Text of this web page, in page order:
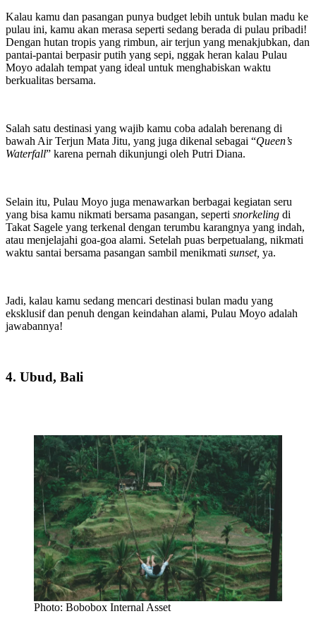
Kalau kamu dan pasangan punya budget lebih untuk bulan madu ke
pulau ini, kamu akan merasa seperti sedang berada di pulau pribadi!
Dengan hutan tropis yang rimbun, air terjun yang menakjubkan, dan
pantai-pantai berpasir putih yang sepi, nggak heran kalau Pulau
Moyo adalah tempat yang ideal untuk menghabiskan waktu
berkualitas bersama.
Salah satu destinasi yang wajib kamu coba adalah berenang di
bawah Air Terjun Mata Jitu, yang juga dikenal sebagai “Queen’s
Waterfall” karena pernah dikunjungi oleh Putri Diana.
Selain itu, Pulau Moyo juga menawarkan berbagai kegiatan seru
yang bisa kamu nikmati bersama pasangan, seperti snorkeling di
Takat Sagele yang terkenal dengan terumbu karangnya yang indah,
atau menjelajahi goa-goa alami. Setelah puas berpetualang, nikmati
waktu santai bersama pasangan sambil menikmati sunset, ya.
Jadi, kalau kamu sedang mencari destinasi bulan madu yang
eksklusif dan penuh dengan keindahan alami, Pulau Moyo adalah
jawabannya!
4. Ubud, Bali
Photo: Bobobox Internal Asset